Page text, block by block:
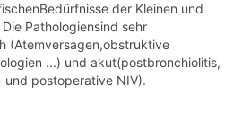
der Kleinen und
Pathologiensind sehr
(Atemversagen,obstruktive
...) und akut(postbronchiolitis,
und postoperative NIV).